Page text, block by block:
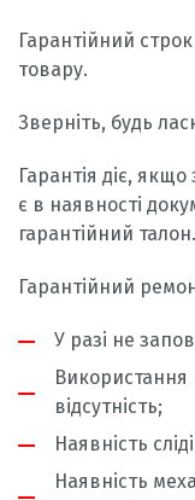
Гарантійний
товару.
Зверніть, будь
Гарантія діє,
є в наявності
гарантійний талон.
Гарантійний
У разі не
Використання
відсутність;
Наявність
Наявність